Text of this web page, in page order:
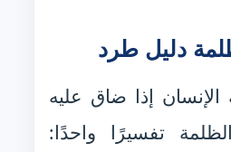
دليل طرد
إذا ضاق عليه
تفسيرًا واحدًا: